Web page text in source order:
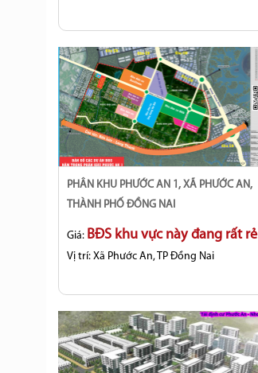
PHÂN KHU PHƯỚC AN 1, XÃ PHƯỚC AN,
THÀNH PHỐ ĐỒNG NAI
Giá: BĐS khu vực này đang rất rẻ
Vị trí: Xã Phước An, TP Đồng Nai